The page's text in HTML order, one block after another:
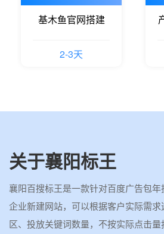
基木鱼官网搭建
2-3天
关于襄阳标王
襄阳百搜标王是一款针对百度广告包
企业新建网站，可以根据客户实际需
区、投放关键词数量，不按实际点击